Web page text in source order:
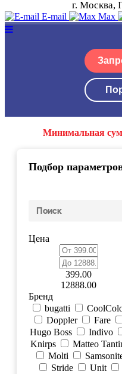
г. Москва,
E-mail Max
Минимальная
Подбор
Цена
399.00
12888.00
Бренд
bugatti
Doppler
Fare
Hugo Boss
Indivo
Knirps
Matteo
Molti
Stride
Unit